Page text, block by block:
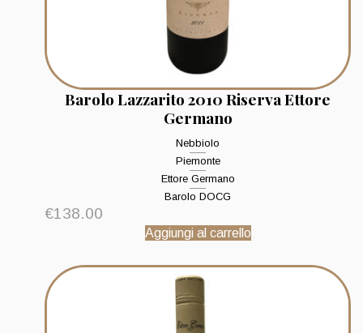
Barolo Lazzarito 2010 Riserva Ettore
Germano
Nebbiolo
Piemonte
Ettore Germano
Barolo DOCG
€138.00
Aggiungi al carrello